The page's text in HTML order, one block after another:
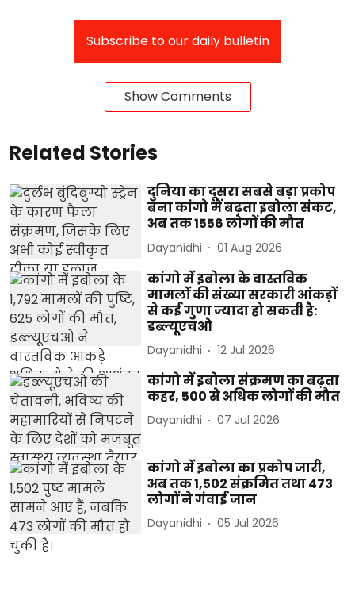
Subscribe to our daily bulletin
Show Comments
Related Stories
दुनिया का दूसरा सबसे बड़ा प्रकोप
बना कांगो में बढ़ता इबोला संकट,
अब तक 1556 लोगों की मौत
Dayanidhi 01 Aug 2026
कांगो में इबोला के वास्तविक
मामलों की संख्या सरकारी आंकड़ों
से कई गुणा ज्यादा हो सकती है:
डब्ल्यूएचओ
Dayanidhi 12 Jul 2026
कांगो में इबोला संक्रमण का बढ़ता
कहर, 500 से अधिक लोगों की मौत
Dayanidhi 07 Jul 2026
कांगो में इबोला का प्रकोप जारी,
अब तक 1,502 संक्रमित तथा 473
लोगों ने गंवाई जान
Dayanidhi 05 Jul 2026